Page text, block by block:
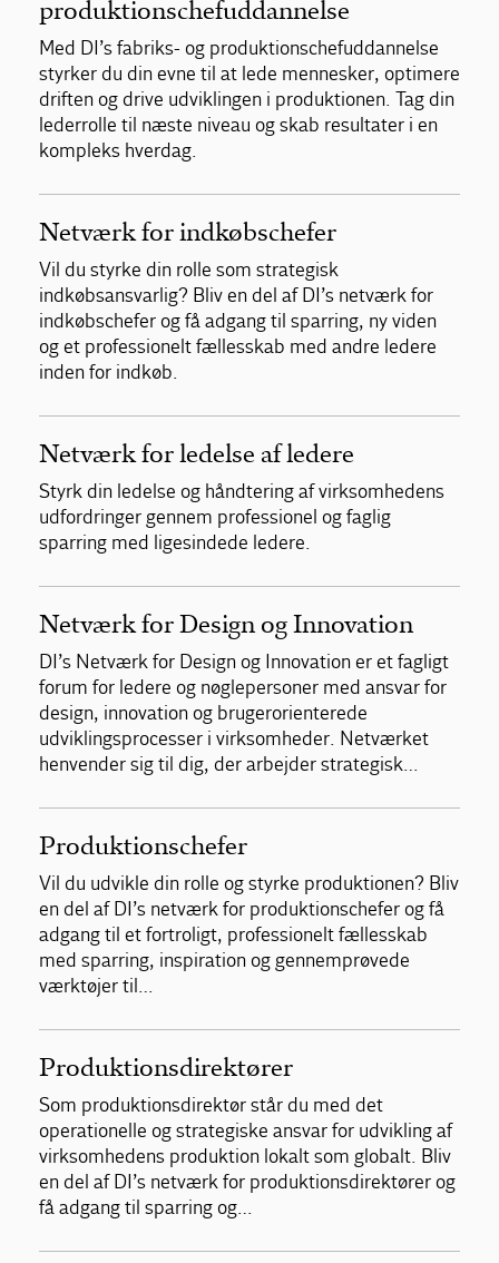
produktionschefuddannelse
Med DI’s fabriks- og produktionschefuddannelse
styrker du din evne til at lede mennesker, optimere
driften og drive udviklingen i produktionen. Tag din
lederrolle til næste niveau og skab resultater i en
kompleks hverdag.
Netværk for indkøbschefer
Vil du styrke din rolle som strategisk
indkøbsansvarlig? Bliv en del af DI’s netværk for
indkøbschefer og få adgang til sparring, ny viden
og et professionelt fællesskab med andre ledere
inden for indkøb.
Netværk for ledelse af ledere
Styrk din ledelse og håndtering af virksomhedens
udfordringer gennem professionel og faglig
sparring med ligesindede ledere.
Netværk for Design og Innovation
DI’s Netværk for Design og Innovation er et fagligt
forum for ledere og nøglepersoner med ansvar for
design, innovation og brugerorienterede
udviklingsprocesser i virksomheder. Netværket
henvender sig til dig, der arbejder strategisk…
Produktionschefer
Vil du udvikle din rolle og styrke produktionen? Bliv
en del af DI’s netværk for produktionschefer og få
adgang til et fortroligt, professionelt fællesskab
med sparring, inspiration og gennemprøvede
værktøjer til…
Produktionsdirektører
Som produktionsdirektør står du med det
operationelle og strategiske ansvar for udvikling af
virksomhedens produktion lokalt som globalt. Bliv
en del af DI’s netværk for produktionsdirektører og
få adgang til sparring og…